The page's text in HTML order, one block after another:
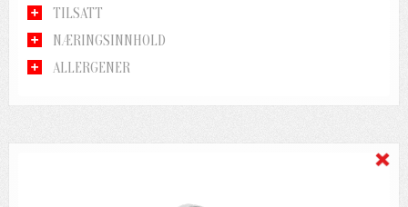
TILSATT
NÆRINGSINNHOLD
ALLERGENER